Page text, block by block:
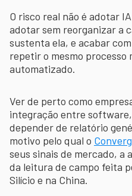
O risco real não é adotar
adotar sem reorganizar a
sustenta ela, e acabar
repetir o mesmo processo
automatizado.
Ver de perto como
integração entre
depender de relatório
motivo pelo qual o
seus sinais de mercado, a
da leitura de campo feita
Silício e na China.